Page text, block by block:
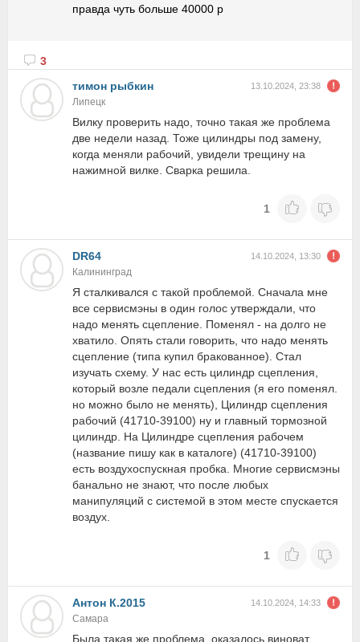
правда чуть больше 40000 р
3
тимон рыбкин
13.10.2024, 23:38
Липецк
Вилку проверить надо, точно такая же проблема
две недели назад. Тоже цилиндры под замену,
когда меняли рабочий, увидели трещину на
нажимной вилке. Сварка решила.
1
DR64 14.10.2024, 13:30
Калининград
Я сталкивался с такой проблемой. Сначала мне
все сервисмэны в один голос утверждали, что
надо менять сцепление. Поменял - на долго не
хватило. Опять стали говорить, что надо менять
сцепление (типа купил бракованное). Стал
изучать схему. У нас есть цилиндр сцепления,
который возле педали сцепления (я его поменял.
но можно было не менять), Цилиндр сцепления
рабочий (41710-39100) ну и главный тормозной
цилиндр. На Цилиндре сцепления рабочем
(название пишу как в каталоге) (41710-39100)
есть воздухоспускная пробка. Многие сервисмэны
банально не знают, что после любых
манипуляций с системой в этом месте спускается
воздух.
1
Антон К.2015 14.10.2024, 14:33
Самара
Была такая же проблема, оказалось виноват